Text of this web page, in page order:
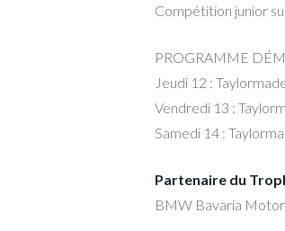
Compétition junior
PROGRAMME
Jeudi 12 :
Vendredi 13 :
Samedi 14 :
Partenaire du
BMW Bavaria